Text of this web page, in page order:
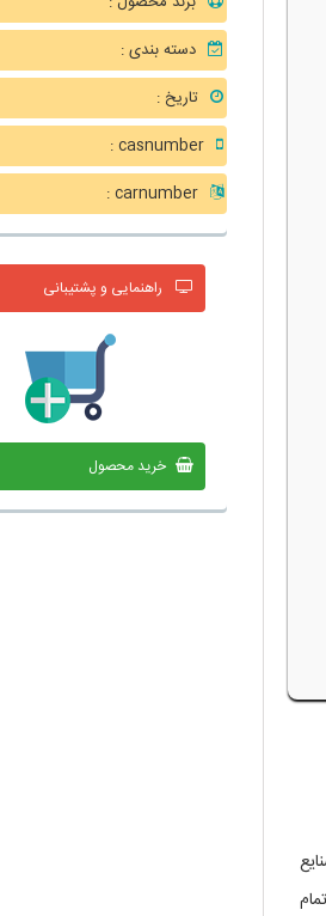
دسته بندی :
تاریخ :
casnumber :
carnumber :
راهنمایی و پشتیبانی
خرید محصول